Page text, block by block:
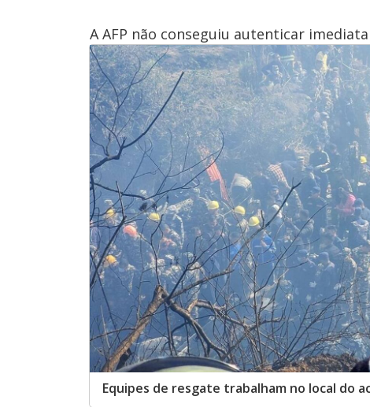
A AFP não conseguiu autenticar
Equipes de resgate trabalham no local do